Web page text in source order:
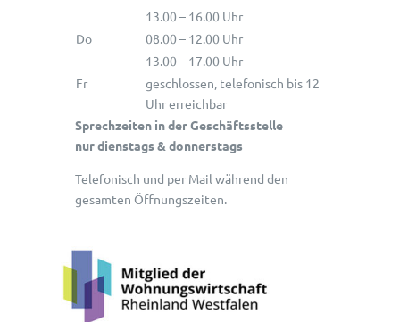
13.00 – 16.00 Uhr
Do
08.00 – 12.00 Uhr
13.00 – 17.00 Uhr
Fr
geschlossen, telefonisch bis 12
Uhr erreichbar
Sprechzeiten in der Geschäftsstelle
nur dienstags & donnerstags
Telefonisch und per Mail während den
gesamten Öffnungszeiten.